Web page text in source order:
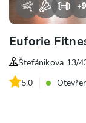
+9
Euforie
Štefánikova 13/
5.0